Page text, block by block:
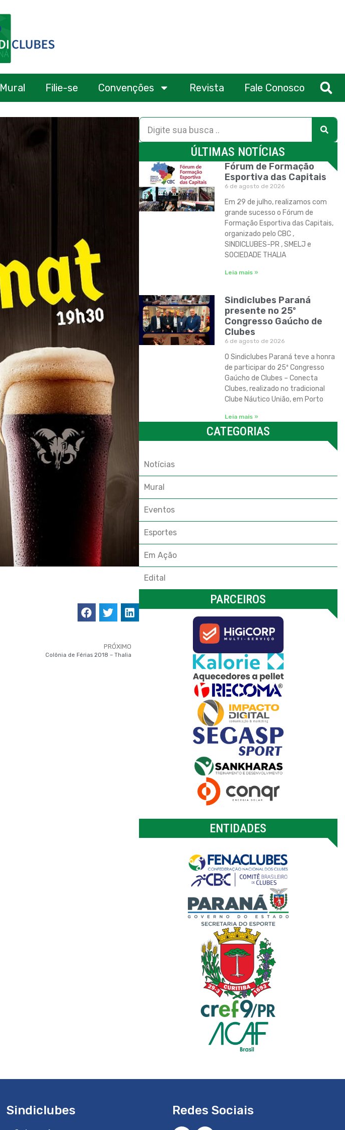
Mural Filie-se Convenções Revista Fale Conosco
PRÓXIMO
Colônia de Férias 2018 – Thalia
ÚLTIMAS NOTÍCIAS
Fórum de Formação
Esportiva das Capitais
6 de agosto de 2026
Em 29 de julho, realizamos com
grande sucesso o Fórum de
Formação Esportiva das Capitais,
organizado pelo CBC ,
SINDICLUBES-PR , SMELJ e
SOCIEDADE THALIA
Leia mais »
Sindiclubes Paraná
presente no 25º
Congresso Gaúcho de
Clubes
6 de agosto de 2026
O Sindiclubes Paraná teve a honra
de participar do 25º Congresso
Gaúcho de Clubes – Conecta
Clubes, realizado no tradicional
Clube Náutico União, em Porto
Leia mais »
CATEGORIAS
Notícias
Mural
Eventos
Esportes
Em Ação
Edital
PARCEIROS
ENTIDADES
Sindiclubes Redes Sociais